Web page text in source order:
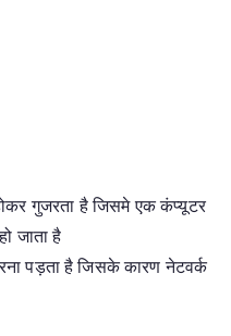
गुजरता है जिसमे एक कंप्यूटर
जाता है
पड़ता है जिसके कारण नेटवर्क